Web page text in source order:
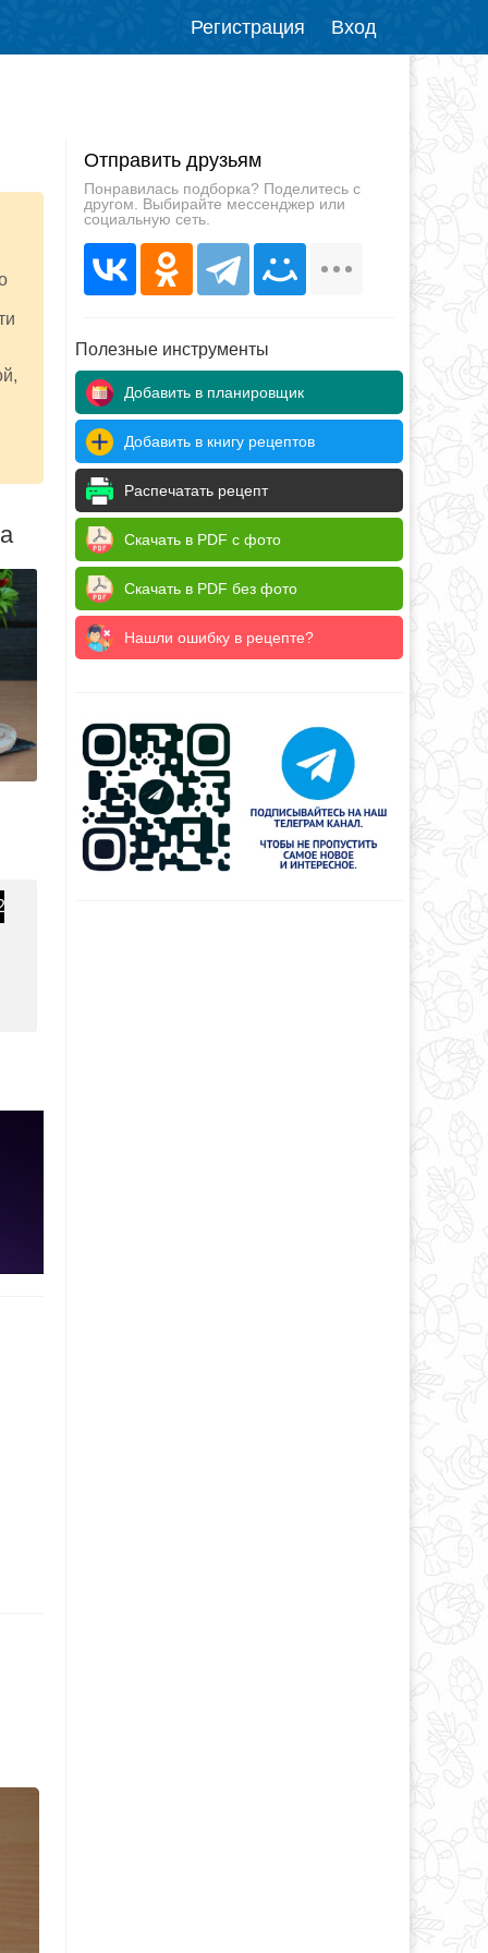
Регистрация Вход
Отправить друзьям
Понравилась подборка? Поделитесь с
другом. Выбирайте мессенджер или
социальную сеть.
Полезные инструменты
Добавить в планировщик
Добавить в книгу рецептов
Распечатать рецепт
Скачать в PDF с фото
Скачать в PDF без фото
Нашли ошибку в рецепте?